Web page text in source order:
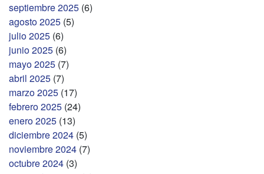
septiembre 2025 (6)
agosto 2025 (5)
julio 2025 (6)
junio 2025 (6)
mayo 2025 (7)
abril 2025 (7)
marzo 2025 (17)
febrero 2025 (24)
enero 2025 (13)
diciembre 2024 (5)
noviembre 2024 (7)
octubre 2024 (3)